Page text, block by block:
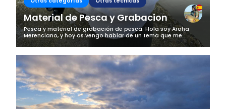
Material de Pesca y Grabacion
Pesca y material de grabación de pesca. Hola soy Aroha
Merenciano, y hoy os vengo hablar de un tema que me
preguntais mucho. Como sabeis cuando voy a pescar
siempre uso material de fotografía y...